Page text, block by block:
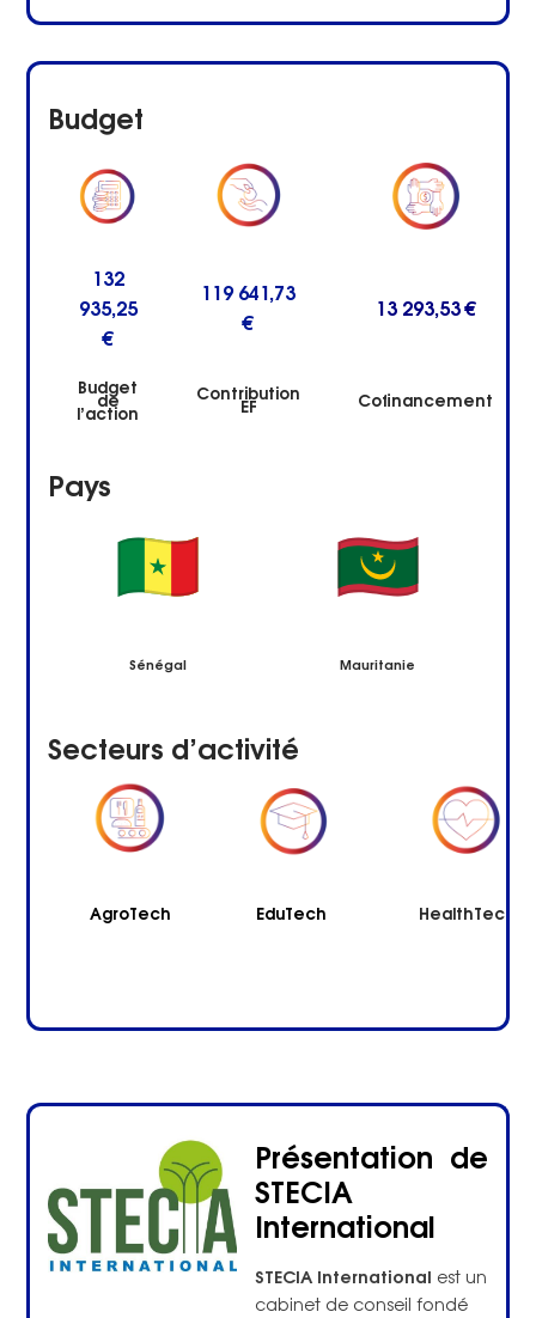
Budget
132
935,25
€
119 641,73
€
13 293,53 €
Budget
de
l’action
Contribution
EF Cofinancement
Pays
Sénégal Mauritanie
Secteurs d’activité
AgroTech EduTech HealthTech
Présentation de
STECIA
International
STECIA International est un
cabinet de conseil fondé